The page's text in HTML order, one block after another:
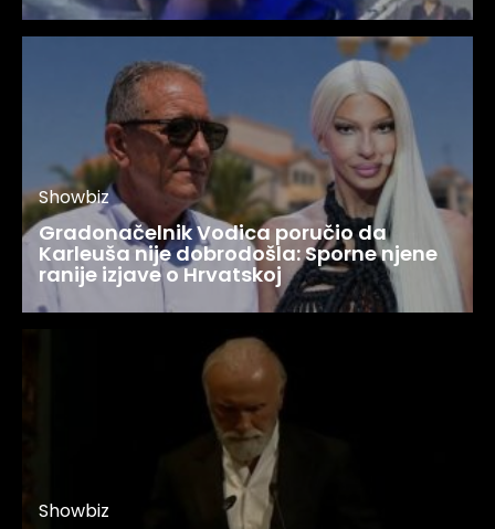
Showbiz
Gradonačelnik Vodica poručio da
Karleuša nije dobrodošla: Sporne njene
ranije izjave o Hrvatskoj
Showbiz